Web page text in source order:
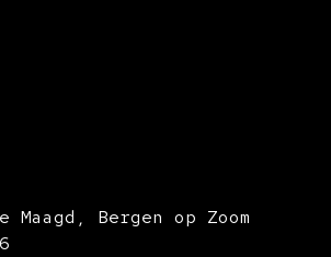
Maagd, Bergen op Zoom